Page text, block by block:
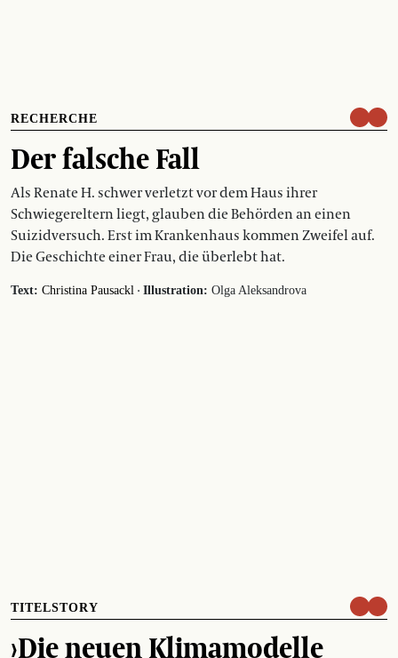
RECHERCHE
Der falsche Fall
Als Renate H. schwer verletzt vor dem Haus ihrer
Schwiegereltern liegt, glauben die Behörden an einen
Suizidversuch. Erst im Krankenhaus kommen Zweifel auf.
Die Geschichte einer Frau, die überlebt hat.
Text: Christina Pausackl · Illustration: Olga Aleksandrova
TITELSTORY
›Die neuen Klimamodelle